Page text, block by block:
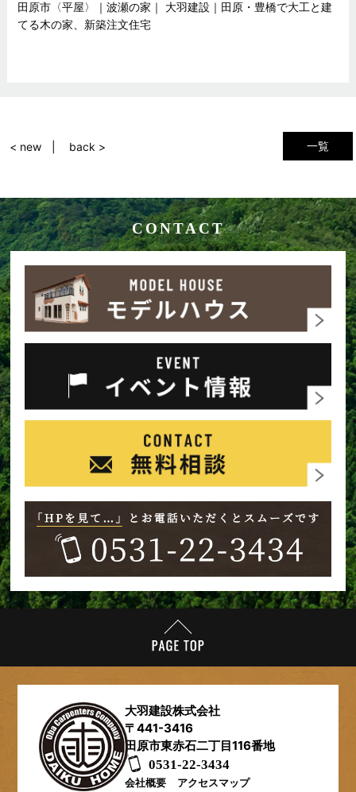
田原市〈平屋〉｜波瀬の家｜ 大羽建設｜田原・豊橋で大工と建
てる木の家、新築注文住宅
一覧
< new back >
CONTACT
大羽建設株式会社
〒441-3416
田原市東赤石二丁目116番地
0531-22-3434​
会社概要 アクセスマップ